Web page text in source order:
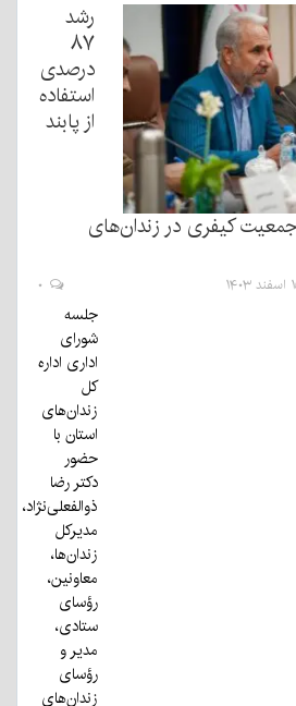
رشد
۸۷
درصدی
استفاده
از پابند
کیفری در زندان‌های
جلسه
شورای
اداری اداره
کل
زندان‌های
استان با
حضور
دکتر رضا
ذوالفعلی‌نژاد،
مدیرکل
زندان‌ها،
معاونین،
رؤسای
ستادی،
مدیر و
رؤسای
زندان‌های